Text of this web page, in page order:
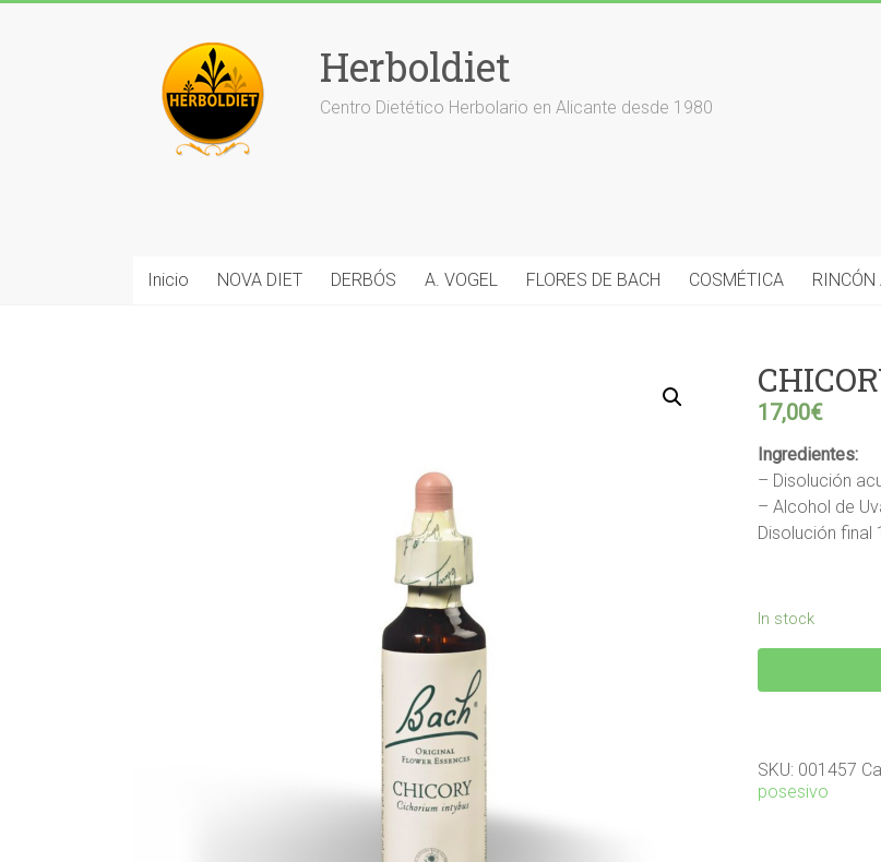
Herboldiet
Centro Dietético Herbolario en Alicante desde 1980
Inicio NOVA DIET DERBÓS A. VOGEL FLORES DE BACH COSMÉTICA RINCÓN
17,00€
Ingredientes:
– Disolución
– Alcohol de
Disolución final
In stock
CHICORY
SKU: 001457
posesivo